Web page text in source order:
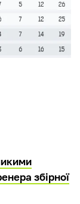
збірної